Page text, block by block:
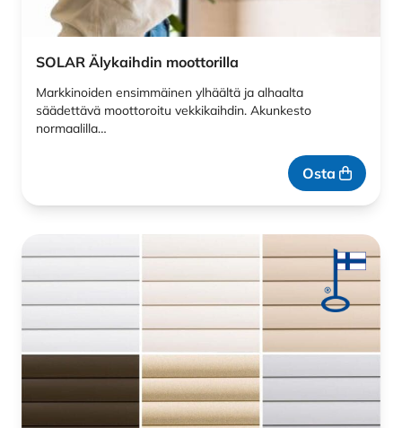
SOLAR Älykaihdin moottorilla
Markkinoiden ensimmäinen ylhäältä ja alhaalta
säädettävä moottoroitu vekkikaihdin. Akunkesto
normaalilla…
Osta